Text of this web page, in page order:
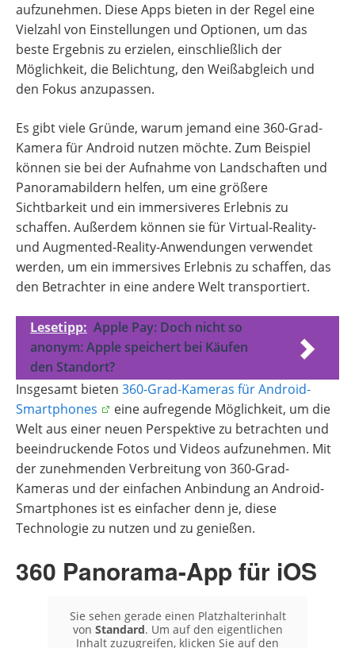
aufzunehmen. Diese Apps bieten in der Regel eine
Vielzahl von Einstellungen und Optionen, um das
beste Ergebnis zu erzielen, einschließlich der
Möglichkeit, die Belichtung, den Weißabgleich und
den Fokus anzupassen.
Es gibt viele Gründe, warum jemand eine 360-Grad-
Kamera für Android nutzen möchte. Zum Beispiel
können sie bei der Aufnahme von Landschaften und
Panoramabildern helfen, um eine größere
Sichtbarkeit und ein immersiveres Erlebnis zu
schaffen. Außerdem können sie für Virtual-Reality-
und Augmented-Reality-Anwendungen verwendet
werden, um ein immersives Erlebnis zu schaffen, das
den Betrachter in eine andere Welt transportiert.
Lesetipp: Apple Pay: Doch nicht so
anonym: Apple speichert bei Käufen
den Standort?
Insgesamt bieten 360-Grad-Kameras für Android-
Smartphones
eine aufregende Möglichkeit, um die
Welt aus einer neuen Perspektive zu betrachten und
beeindruckende Fotos und Videos aufzunehmen. Mit
der zunehmenden Verbreitung von 360-Grad-
Kameras und der einfachen Anbindung an Android-
Smartphones ist es einfacher denn je, diese
Technologie zu nutzen und zu genießen.
360 Panorama-App für iOS
Sie sehen gerade einen Platzhalterinhalt
von Standard. Um auf den eigentlichen
Inhalt zuzugreifen, klicken Sie auf den